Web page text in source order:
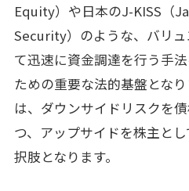
Equity）や日本のJ-KISS（
Security）のような、バリ
て迅速に資金調達を行う手
ための重要な法的基盤とな
は、ダウンサイドリスクを
つ、アップサイドを株主と
択肢となります。